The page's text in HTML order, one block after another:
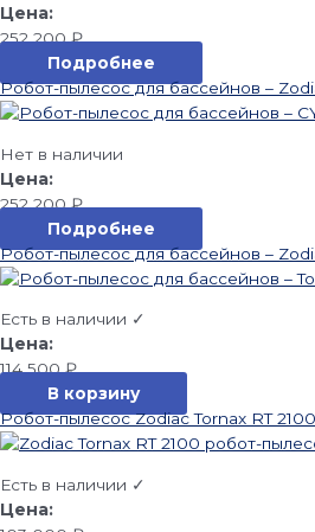
252 200₽
Подробнее
Робот-пылесос для бассейнов –
Нет в наличии
252 200₽
Подробнее
Робот-пылесос для бассейнов –
Есть в наличии ✓
114 500₽
В корзину
Робот-пылесос Zodiac Tornax RT
Есть в наличии ✓